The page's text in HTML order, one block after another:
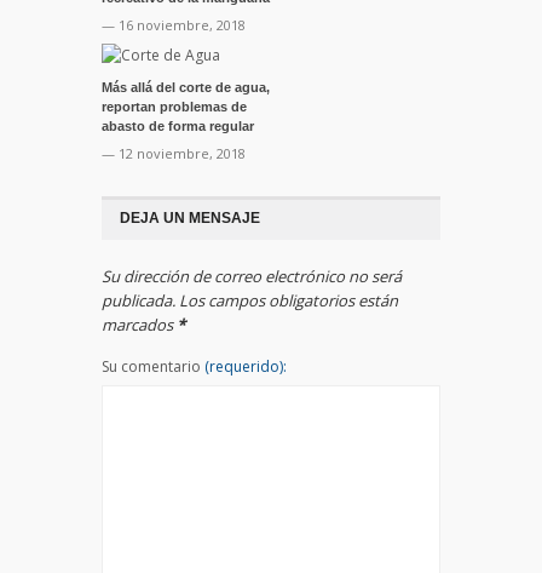
— 16 noviembre, 2018
Más allá del corte de agua,
reportan problemas de
abasto de forma regular
— 12 noviembre, 2018
DEJA UN MENSAJE
Su dirección de correo electrónico no será
publicada. Los campos obligatorios están
marcados *
Su comentario (requerido):